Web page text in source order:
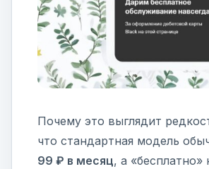
Почему это выглядит
что стандартная модель
99 ₽ в месяц, а «бесплатно»